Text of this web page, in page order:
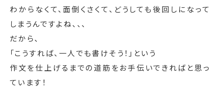
わからなくて、面倒くさくて、どうしても後回しになって
しまうんですよね、、、
だから、
「こうすれば、一人でも書けそう！」という
作文を仕上げるまでの道筋をお手伝いできればと思っ
ています！